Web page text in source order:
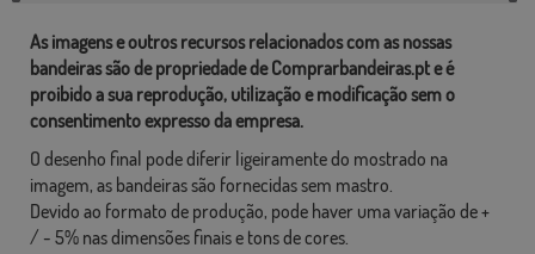
As imagens e outros recursos relacionados com as nossas
bandeiras são de propriedade de Comprarbandeiras.pt e é
proibido a sua reprodução, utilização e modificação sem o
consentimento expresso da empresa.
O desenho final pode diferir ligeiramente do mostrado na
imagem, as bandeiras são fornecidas sem mastro.
Devido ao formato de produção, pode haver uma variação de +
/ - 5% nas dimensões finais e tons de cores.